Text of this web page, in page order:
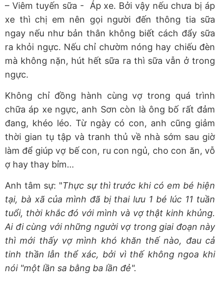
– Viêm tuyến sữa - Áp xe. Bởi vậy nếu chưa bị áp
xe thì chị em nên gọi người đến thông tia sữa
ngay nếu như bản thân không biết cách đẩy sữa
ra khỏi ngực. Nếu chỉ chườm nóng hay chiếu đèn
mà không nặn, hút hết sữa ra thì sữa vẫn ở trong
ngực.
Không chỉ đồng hành cùng vợ trong quá trình
chữa áp xe ngực, anh Sơn còn là ông bố rất đảm
đang, khéo léo. Từ ngày có con, anh cũng giảm
thời gian tụ tập và tranh thủ về nhà sớm sau giờ
làm để giúp vợ bế con, ru con ngủ, cho con ăn, vỗ
ợ hay thay bỉm…
Anh tâm sự: "Thực sự thì trước khi có em bé hiện
tại, bà xã của mình đã bị thai lưu 1 bé lúc 11 tuần
tuổi, thời khắc đó với mình và vợ thật kinh khủng.
Ai đi cùng với những người vợ trong giai đoạn này
thì mới thấy vợ mình khó khăn thế nào, đau cả
tinh thần lẫn thể xác, bởi vì thế không ngoa khi
nói "một lần sa bằng ba lần đẻ".